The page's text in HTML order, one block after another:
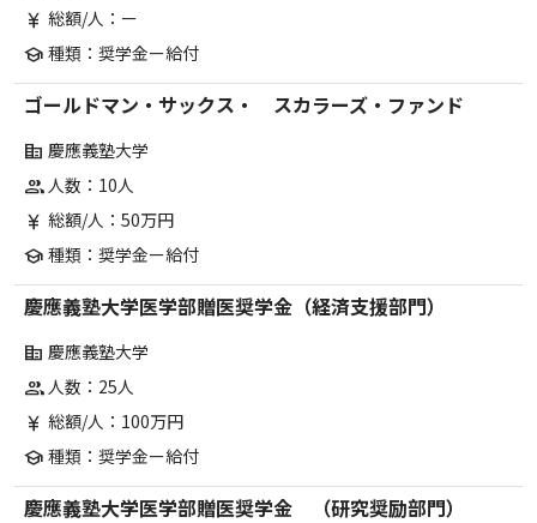
currency_yen 総額/人：ー
school 種類：奨学金ー給付
ゴールドマン・サックス・ スカラーズ・ファンド
corporate_fare 慶應義塾大学
group 人数：10人
currency_yen 総額/人：50万円
school 種類：奨学金ー給付
慶應義塾大学医学部贈医奨学金（経済支援部門）
corporate_fare 慶應義塾大学
group 人数：25人
currency_yen 総額/人：100万円
school 種類：奨学金ー給付
慶應義塾大学医学部贈医奨学金 （研究奨励部門）